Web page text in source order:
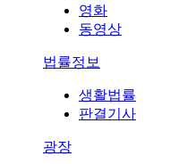
영화
동영상
법률정보
생활법률
판결기사
광장